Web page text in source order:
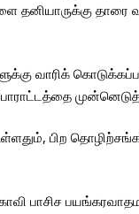
தாரை
வாரிக்
பிற
பாசிச